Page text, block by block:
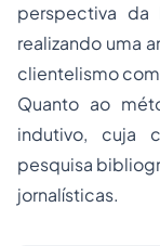
perspectiva da
realizando uma
clientelismo
Quanto ao
indutivo, cuja
pesquisa
jornalísticas.